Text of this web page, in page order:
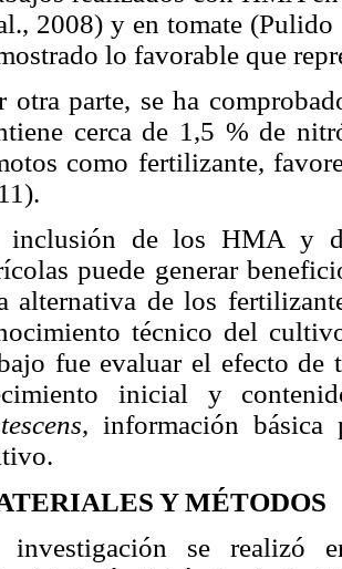
2008) y en tomate
lo favorable que
otra parte, se ha
cerca de 1,5 % de
como fertilizante,
inclusión de los HMA y
puede generar
alternativa de los
técnico del
fue evaluar el efecto
inicial y
, información básica
Y MÉTODOS
investigación se realizó